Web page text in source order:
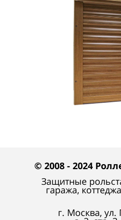
© 2008 - 2024
Защитные
гаража,
г. Москва, ул.